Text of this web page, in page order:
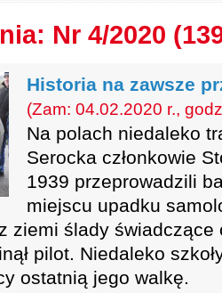
Nr 4/2020
Historia na zawsze
(Zam: 04.02.2020 r.,
Na polach niedaleko
Serocka członkowie
1939 przeprowadzili
miejscu upadku
ziemi ślady świadczące
pilot. Niedaleko
ostatnią jego walkę.